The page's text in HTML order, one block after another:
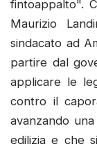
fintoappalto".
Maurizio
sindacato ad
partire dal
applicare le
contro il
avanzando
edilizia e che